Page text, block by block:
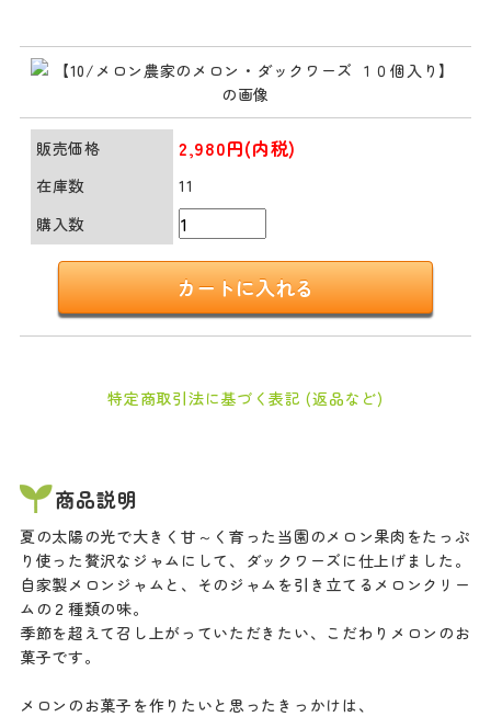
販売価格 2,980円(内税)
在庫数
11
購入数
特定商取引法に基づく表記 (返品など)
商品説明
夏の太陽の光で大きく甘～く育った当園のメロン果肉をたっぷ
り使った贅沢なジャムにして、ダックワーズに仕上げました。
自家製メロンジャムと、そのジャムを引き立てるメロンクリー
ムの２種類の味。
季節を超えて召し上がっていただきたい、こだわりメロンのお
菓子です。
メロンのお菓子を作りたいと思ったきっかけは、